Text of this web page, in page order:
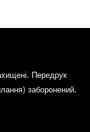
Передрук
заборонений.